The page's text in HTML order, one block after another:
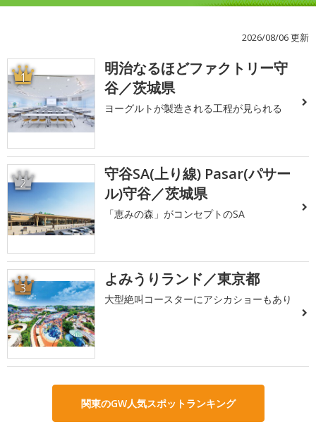
2026/08/06 更新
1
明治なるほどファクトリー守
谷／茨城県
ヨーグルトが製造される工程が見られる
2
守谷SA(上り線) Pasar(パサー
ル)守谷／茨城県
「恵みの森」がコンセプトのSA
3 よみうりランド／東京都
大型絶叫コースターにアシカショーもあり
関東のGW人気スポットランキング